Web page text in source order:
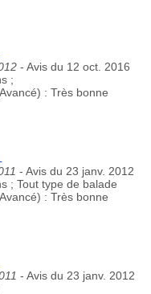
- Avis du 12 oct. 2016
;
: Très bonne
- Avis du 23 janv. 2012
; Tout type de balade
: Très bonne
- Avis du 23 janv. 2012